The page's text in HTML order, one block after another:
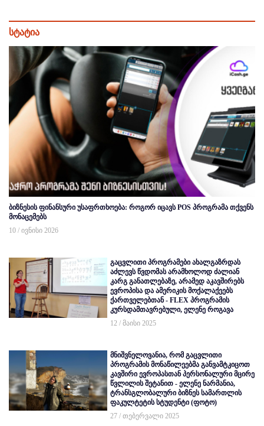
სტატია
ბიზნესის ფინანსური უსაფრთხოება: როგორ იცავს POS პროგრამა თქვენს
მონაცემებს
10 / ივნისი 2026
გაცვლითი პროგრამები ახალგაზრდას
აძლევს წვდომას არამხოლოდ ძალიან
კარგ განათლებაზე, არამედ აკავშირებს
ევროპისა და ამერიკის მოქალაქეებს
ქართველებთან - FLEX პროგრამის
კურსდამთავრებული, ელენე როგავა
12 / მაისი 2025
მნიშვნელოვანია, რომ გაცვლითი
პროგრამის მონაწილეებმა განვამტკიცოთ
კავშირი ევროპასთან პერსონალური მცირე
წვლილის შეტანით - ელენე ნარმანია,
ტრანსგლობალური ბიზნეს სამართლის
ფაკულტეტის სტუდენტი (ფოტო)
27 / თებერვალი 2025